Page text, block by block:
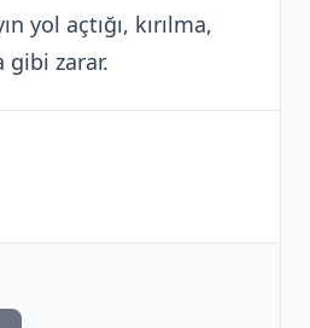
yol açtığı, kırılma,
gibi zarar.